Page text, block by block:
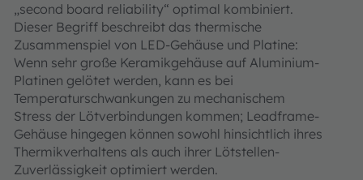
„second board reliability“ optimal kombiniert.
Dieser Begriff beschreibt das thermische
Zusammenspiel von LED-Gehäuse und Platine:
Wenn sehr große Keramikgehäuse auf Aluminium-
Platinen gelötet werden, kann es bei
Temperaturschwankungen zu mechanischem
Stress der Lötverbindungen kommen; Leadframe-
Gehäuse hingegen können sowohl hinsichtlich ihres
Thermikverhaltens als auch ihrer Lötstellen-
Zuverlässigkeit optimiert werden.